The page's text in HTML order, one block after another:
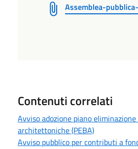
Assemblea-
Contenuti correlati
Avviso adozione piano
architettoniche (PEBA)
Avviso pubblico per contributi a